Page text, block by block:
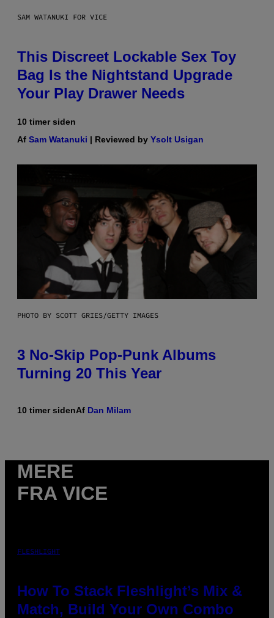
SAM WATANUKI FOR VICE
This Discreet Lockable Sex Toy
Bag Is the Nightstand Upgrade
Your Play Drawer Needs
10 timer siden
Af Sam Watanuki | Reviewed by Ysolt Usigan
PHOTO BY SCOTT GRIES/GETTY IMAGES
3 No-Skip Pop-Punk Albums
Turning 20 This Year
10 timer sidenAf Dan Milam
MERE
FRA VICE
FLESHLIGHT
How To Stack Fleshlight’s Mix &
Match, Build Your Own Combo